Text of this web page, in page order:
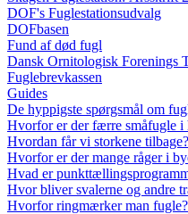
DOF's Fuglestationsudvalg
DOFbasen
Fund af død fugl
Dansk Ornitologisk Forenings
Fuglebrevkassen
Guides
De hyppigste spørgsmål om
Hvorfor er der færre småfugle i
Hvordan får vi storkene tilbage?
Hvorfor er der mange råger i
Hvad er
Hvor bliver svalerne og andre
Hvorfor ringmærker man fugle?